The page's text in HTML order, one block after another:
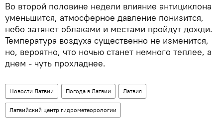
Во второй половине недели влияние антициклона
уменьшится, атмосферное давление понизится,
небо затянет облаками и местами пройдут дожди.
Температура воздуха существенно не изменится,
но, вероятно, что ночью станет немного теплее, а
днем - чуть прохладнее.
Новости Латвии Погода в Латвии Латвия
Латвийский центр гидрометеорологии